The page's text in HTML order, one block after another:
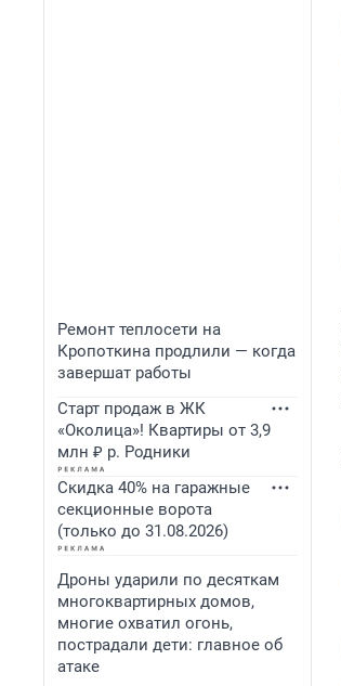
Ремонт теплосети на
Кропоткина продлили — когда
завершат работы
Старт продаж в ЖК
«Околица»! Квартиры от 3,9
млн ₽ р. Родники
Скидка 40% на гаражные
секционные ворота
(только до 31.08.2026)
Дроны ударили по десяткам
многоквартирных домов,
многие охватил огонь,
пострадали дети: главное об
атаке